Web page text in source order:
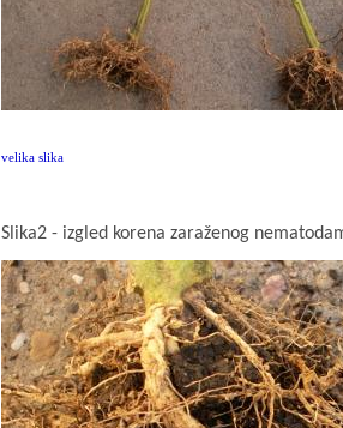
velika slika
Slika2 - izgled korena zaraženog